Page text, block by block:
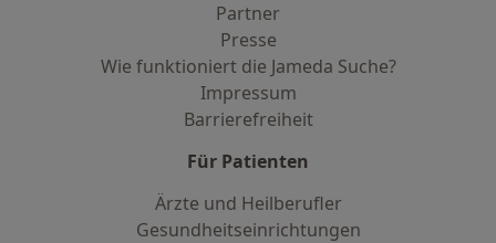
Partner
Presse
Wie funktioniert die Jameda Suche?
Impressum
Barrierefreiheit
Für Patienten
Ärzte und Heilberufler
Gesundheitseinrichtungen